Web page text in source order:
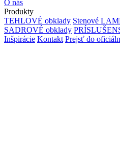
O nás
Produkty
TEHLOVÉ obklady Stenové
SADROVÉ obklady
Inšpirácie Kontakt Prejsť do